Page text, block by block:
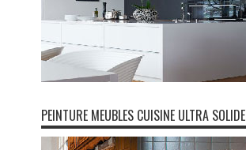
PEINTURE MEUBLES CUISINE ULTRA SOLIDE